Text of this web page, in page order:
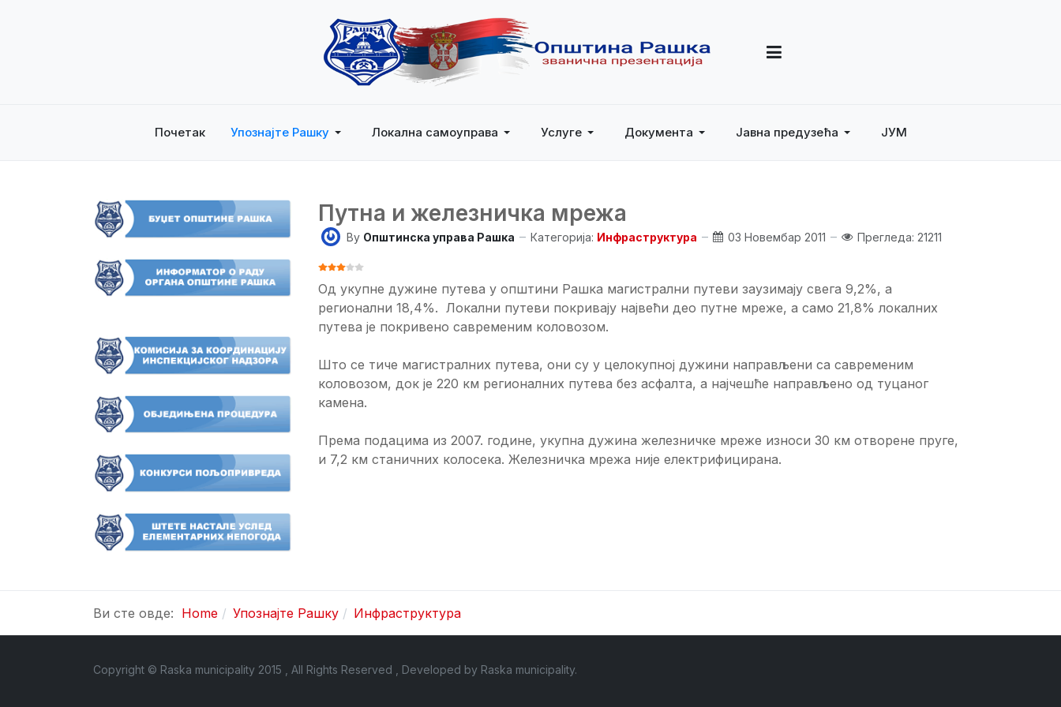
Почетак Упознајте Рашку Локална самоуправа Услуге Документа Јавна предузећа ЈУМ
Путна и железничка мрежа
By Општинска управа Рашка Категорија: Инфраструктура 03 Новембар 2011 Прегледа: 21211
ОЦЕНА КОРИСНИКА:
Од укупне дужине путева у општини Рашка магистрални путеви заузимају свега 9,2%, а
регионални 18,4%. Локални путеви покривају највећи део путне мреже, а само 21,8% локалних
путева је покривено савременим коловозом.
Што се тиче магистралних путева, они су у целокупној дужини направљени са савременим
коловозом, док је 220 км регионалних путева без асфалта, а најчешће направљено од туцаног
камена.
Према подацима из 2007. године, укупна дужина железничке мреже износи 30 км отворене пруге,
и 7,2 км станичних колосека. Железничка мрежа није електрифицирана.
Ви сте овде: Home Упознајте Рашку Инфраструктура
Copyright © Raska municipality 2015 , All Rights Reserved , Developed by Raska municipality.